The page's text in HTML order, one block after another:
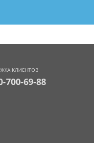
КЛИЕНТОВ
700-69-88